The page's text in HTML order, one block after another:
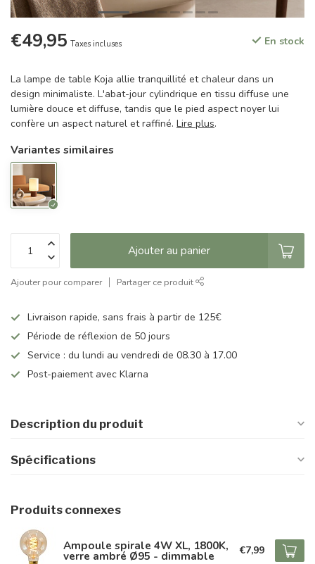
€49,95 Taxes incluses En stock
La lampe de table Koja allie tranquillité et chaleur dans un
design minimaliste. L'abat-jour cylindrique en tissu diffuse une
lumière douce et diffuse, tandis que le pied aspect noyer lui
confère un aspect naturel et raffiné. Lire plus.
Variantes similaires
Ajouter au panier
Ajouter pour comparer Partager ce produit
Livraison rapide, sans frais à partir de 125€
Période de réflexion de 50 jours
Service : du lundi au vendredi de 08.30 à 17.00
Post-paiement avec Klarna
Description du produit
Spécifications
Produits connexes
Ampoule spirale 4W XL, 1800K,
verre ambré Ø95 - dimmable €7,99